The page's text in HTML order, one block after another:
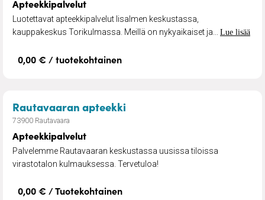
Apteekkipalvelut
Luotettavat apteekkipalvelut Iisalmen keskustassa,
kauppakeskus Torikulmassa. Meillä on nykyaikaiset ja... Lue lisää
0,00 € / tuotekohtainen
Rautavaaran apteekki
73900 Rautavaara
Apteekkipalvelut
Palvelemme Rautavaaran keskustassa uusissa tiloissa
virastotalon kulmauksessa. Tervetuloa!
0,00 € / Tuotekohtainen